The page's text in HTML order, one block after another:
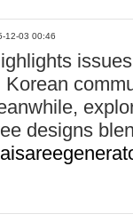
12-03 00:46
designs